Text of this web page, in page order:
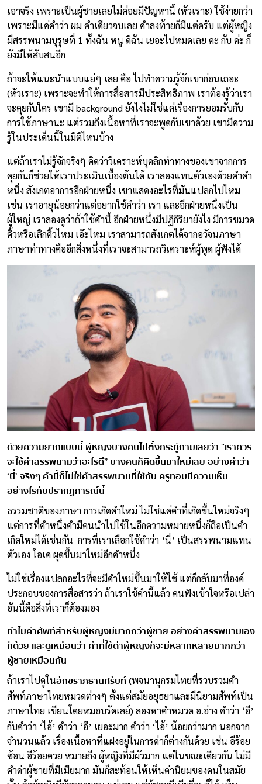
เอาจริง เพราะเป็นผู้ชายเลยไม่ค่อยมีปัญหานี้ (หัวเราะ) ใช้ง่ายกว่า
เพราะมีแค่คำว่า ผม คำเดียวจบเลย คำลงท้ายก็มีแต่ครับ แต่ผู้หญิง
มีสรรพนามบุรุษที่ 1 ทั้งฉัน หนู ดิฉัน เยอะไปหมดเลย คะ กับ ค่ะ ก็
ยังมีให้สับสนอีก
ถ้าจะให้แนะนำแบบแย่ๆ เลย คือ ไปทำความรู้จักเขาก่อนเถอะ
(หัวเราะ) เพราะจะทำให้การสื่อสารมีประสิทธิภาพ เราต้องรู้ว่าเรา
จะคุยกับใคร เขามี background ยังไงไม่ใช่แค่เรื่องการยอมรับกับ
การใช้ภาษานะ แต่รวมถึงเนื้อหาที่เราจะพูดกับเขาด้วย เขามีความ
รู้ในประเด็นนี้ในมิติไหนบ้าง
แต่ถ้าเราไม่รู้จักจริงๆ คิดว่าวิเคราะห์บุคลิกท่าทางของเขาจากการ
คุยกันก็ช่วยให้เราประเมินเบื้องต้นได้ เราลองแทนตัวเองด้วยคำคำ
หนึ่ง สังเกตอาการอีกฝ่ายหนึ่ง เขาแสดงอะไรที่มันแปลกไปไหม
เช่น เราอายุน้อยกว่าแต่อยากใช้คำว่า เรา และอีกฝ่ายหนึ่งเป็น
ผู้ใหญ่ เราลองดูว่าถ้าใช้คำนี้ อีกฝ่ายหนึ่งมีปฏิกิริยายังไง มีการขมวด
คิ้วหรือเลิกคิ้วไหม เอ๊ะไหม เราสามารถสังเกตได้จากอวัจนภาษา
ภาษาท่าทางคืออีกสิ่งหนึ่งที่เราจะสามารถวิเคราะห์ผู้พูด ผู้ฟังได้
ด้วยความยากแบบนี้ ผู้หญิงบางคนไปตั้งกระทู้ถามเลยว่า “เราควร
จะใช้คำสรรพนามว่าอะไรดี” บางคนก็คิดขึ้นมาใหม่เลย อย่างคำว่า
‘นี่’ จริงๆ คำนี้ก็ไม่ใช่คำสรรพนามที่ใช้กัน ครูทอมมีความเห็น
อย่างไรกับปรากฏการณ์นี้
ธรรมชาติของภาษา การเกิดคำใหม่ ไม่ใช่แค่คำที่เกิดขึ้นใหม่จริงๆ
แต่การที่คำหนึ่งคำมีคนนำไปใช้ในอีกความหมายหนึ่งก็ถือเป็นคำ
เกิดใหม่ได้เช่นกัน การที่เราเลือกใช้คำว่า ‘นี่’ เป็นสรรพนามแทน
ตัวเอง โอเค ผุดขึ้นมาใหม่อีกคำหนึ่ง
ไม่ใช่เรื่องแปลกอะไรที่จะมีคำใหม่ขึ้นมาให้ใช้ แต่ก็กลับมาที่องค์
ประกอบของการสื่อสารว่า ถ้าเราใช้คำนี้แล้ว คนฟังเข้าใจหรือเปล่า
อันนี้คือสิ่งที่เราก็ต้องมอง
ทำไมคำศัพท์สำหรับผู้หญิงมีมากกว่าผู้ชาย อย่างคำสรรพนามเอง
ก็ด้วย และดูเหมือนว่า คำที่ใช้ด่าผู้หญิงก็จะมีหลากหลายมากกว่า
ผู้ชายเหมือนกัน
ถ้าเราไปดูในอักขราภิธานศรับท์ (พจนานุกรมไทยที่รวบรวมคำ
ศัพท์ภาษาไทยหมวดต่างๆ ตั้งแต่สมัยอยุธยาและมีนิยามศัพท์เป็น
ภาษาไทย เขียนโดยหมอบรัดเลย์)ลองหาคำหมวด อ.อ่าง คำว่า ‘อี’
กับคำว่า ‘ไอ้’ คำว่า ‘อี’ เยอะมาก คำว่า ‘ไอ้’ น้อยกว่ามาก นอกจาก
จำนวนแล้ว เรื่องเนื้อหาที่แฝงอยู่ในการด่าก็ต่างกันด้วย เช่น อีร้อย
ซ้อน อีร้อยควย หมายถึง ผู้หญิงที่มีผัวมาก แต่ในขณะเดียวกัน ไม่มี
คำด่าผู้ชายที่มีเมียมาก มันก็สะท้อนให้เห็นค่านิยมของคนในสมัย